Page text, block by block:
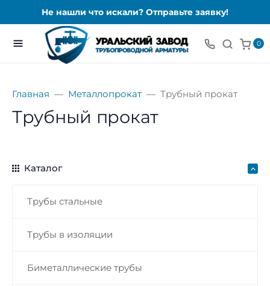
Не нашли что искали? Отправьте заявку!
0
Главная Металлопрокат Трубный прокат
Трубный прокат
Каталог
Трубы стальные
Трубы в изоляции
Биметаллические трубы